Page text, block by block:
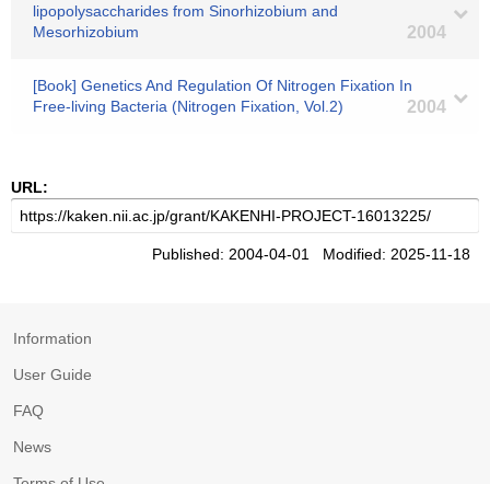
lipopolysaccharides from Sinorhizobium and
Mesorhizobium
2004
[Book] Genetics And Regulation Of Nitrogen Fixation In
Free-living Bacteria (Nitrogen Fixation, Vol.2)
2004
URL:
Published: 2004-04-01 Modified: 2025-11-18
Information
User Guide
FAQ
News